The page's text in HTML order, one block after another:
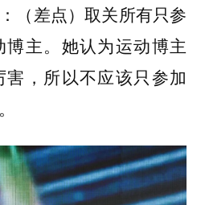
（差点）取关所有只参
主。她认为运动博主
害，所以不应该只参加